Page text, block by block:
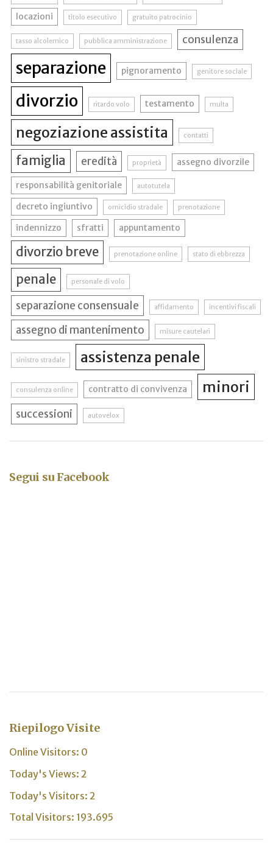
locazioni titolo esecutivo gratuito patrocinio
tasso alcolemico pubblica amministrazione consulenza
separazione pignoramento genitore sociale
divorzio ritardo volo testamento multa
negoziazione assistita contatti
famiglia eredità proprietà assegno divorzile
responsabilità genitoriale autotutela
decreto ingiuntivo omicidio stradale prenotazione
indennizzo sfratti appuntamento
divorzio breve prenotazione online stato di ebbrezza
penale personale di volo
separazione consensuale affidamento incentivi fiscali
assegno di mantenimento misure cautelari
sinistro stradale assistenza penale
consulenza online contratto di convivenza minori
successioni autovelox
Segui su Facebook
Riepilogo Visite
Online Visitors: 0
Today's Views: 2
Today's Visitors: 2
Total Visitors: 193.695